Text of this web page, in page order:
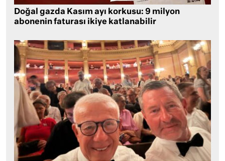
Doğal gazda Kasım ayı korkusu: 9 milyon
abonenin faturası ikiye katlanabilir